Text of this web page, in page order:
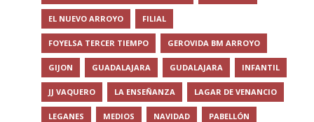
EL NUEVO ARROYO FILIAL
FOYELSA TERCER TIEMPO GEROVIDA BM ARROYO
GIJON GUADALAJARA GUDALAJARA INFANTIL
JJ VAQUERO LA ENSEÑANZA LAGAR DE VENANCIO
LEGANES MEDIOS NAVIDAD PABELLÓN